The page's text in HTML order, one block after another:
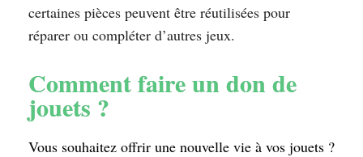
certaines pièces peuvent être réutilisées pour
réparer ou compléter d’autres jeux.
Comment faire un don de
jouets ?
Vous souhaitez offrir une nouvelle vie à vos jouets ?